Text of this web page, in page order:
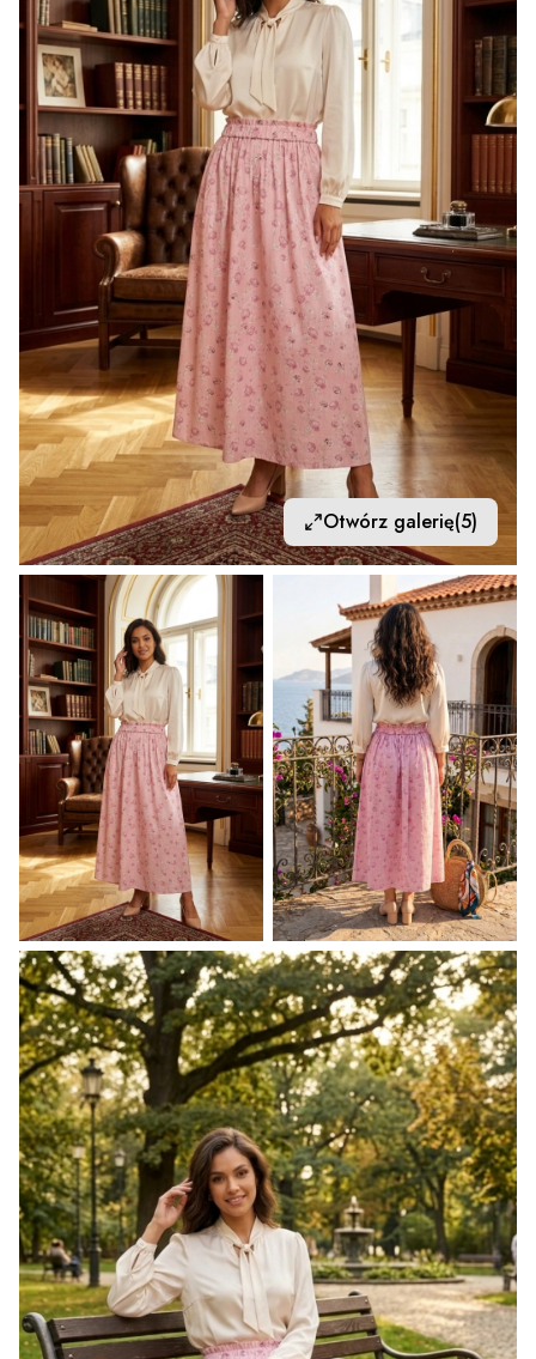
Otwórz galerię(5)